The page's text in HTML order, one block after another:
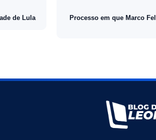
de Lula
Processo em que Marco